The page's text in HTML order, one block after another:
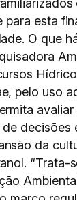
para esta
O que
pelo uso
decisões
da
“Trata-